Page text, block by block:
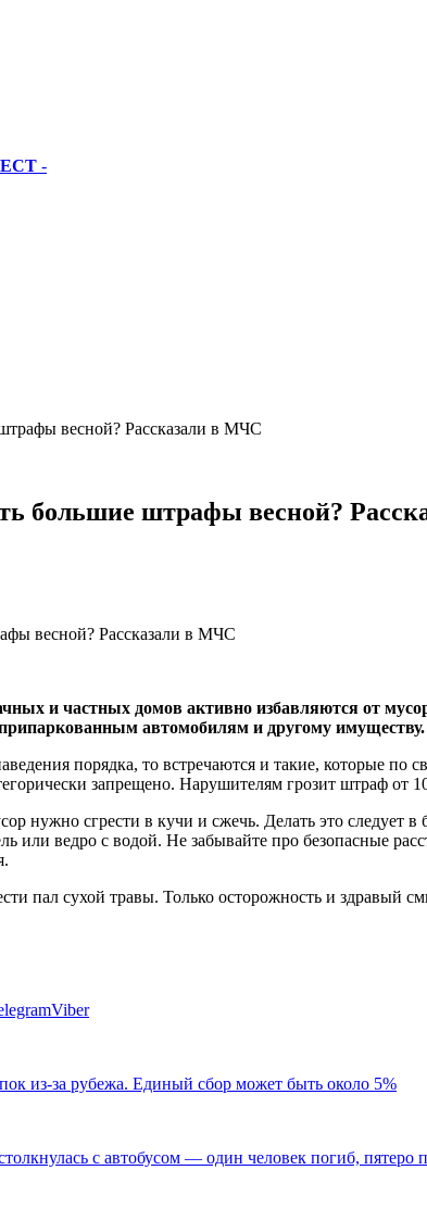
-
весной? Рассказали в МЧС
большие штрафы весной?
и частных домов активно избавляются от
автомобилям и другому имуществу.
порядка, то встречаются и такие, которые
запрещено. Нарушителям грозит штраф от
нужно сгрести в кучи и сжечь. Делать это следует в
или ведро с водой. Не забывайте про безопасные
пал сухой травы. Только осторожность и здравый
Viber
из-за рубежа. Единый сбор может быть около 5%
с автобусом — один человек погиб, пятеро